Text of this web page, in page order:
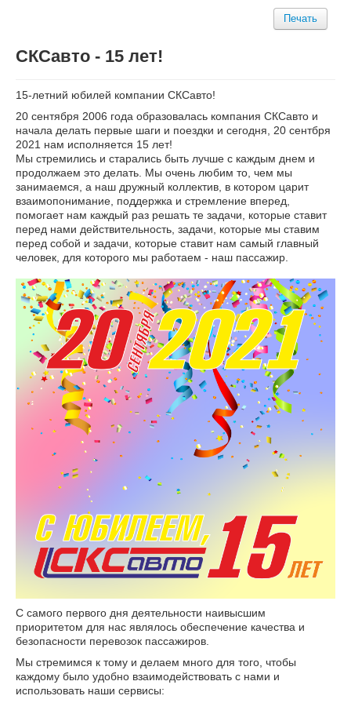
Печать
СКСавто - 15 лет!
15-летний юбилей компании СКСавто!
20 сентября 2006 года образовалась компания СКСавто и
начала делать первые шаги и поездки и сегодня, 20 сентбря
2021 нам исполняется 15 лет!
Мы стремились и старались быть лучше с каждым днем и
продолжаем это делать. Мы очень любим то, чем мы
занимаемся, а наш дружный коллектив, в котором царит
взаимопонимание, поддержка и стремление вперед,
помогает нам каждый раз решать те задачи, которые ставит
перед нами действительность, задачи, которые мы ставим
перед собой и задачи, которые ставит нам самый главный
человек, для которого мы работаем - наш пассажир.
С самого первого дня деятельности наивысшим
приоритетом для нас являлось обеспечение качества и
безопасности перевозок пассажиров.
Мы стремимся к тому и делаем много для того, чтобы
каждому было удобно взаимодействовать с нами и
использовать наши сервисы: